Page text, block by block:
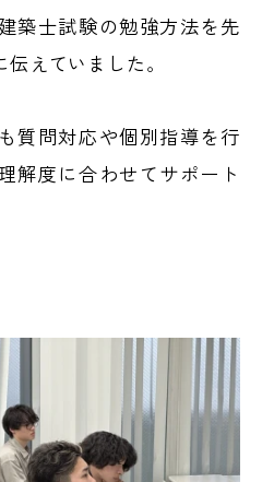
築士試験の勉強方法を先
えていました。
質問対応や個別指導を行
解度に合わせてサポート